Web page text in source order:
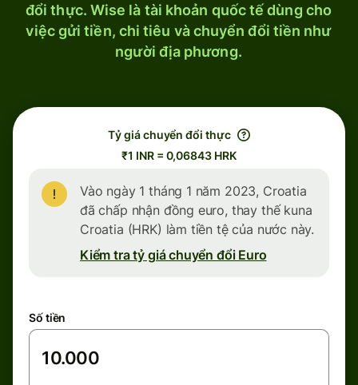
đổi thực. Wise là tài khoản quốc tế dùng cho
việc gửi tiền, chi tiêu và chuyển đổi tiền như
người địa phương.
Tỷ giá chuyển đổi thực
₹1 INR = 0,06843 HRK
Vào ngày 1 tháng 1 năm 2023, Croatia
đã chấp nhận đồng euro, thay thế kuna
Croatia (HRK) làm tiền tệ của nước này.
Kiểm tra tỷ giá chuyển đổi Euro
Số tiền